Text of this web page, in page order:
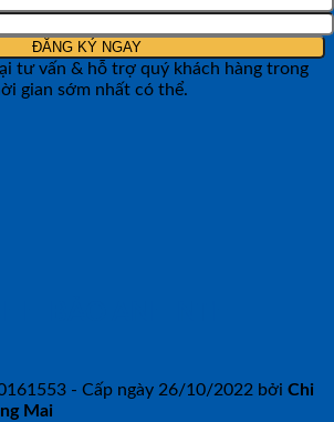
tư vấn & hỗ trợ quý khách hàng trong
gian sớm nhất có thể.
- Cấp ngày 26/10/2022 bởi Chi
Mai